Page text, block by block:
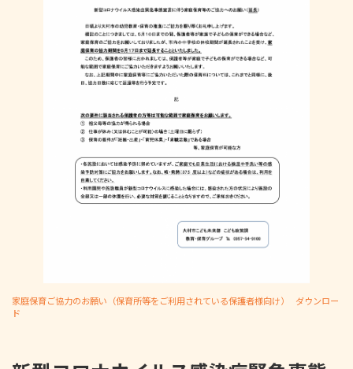
家庭保育ご協力のお願い（保育所等をご利用されている保護者様向け）
ダウンロー
ド